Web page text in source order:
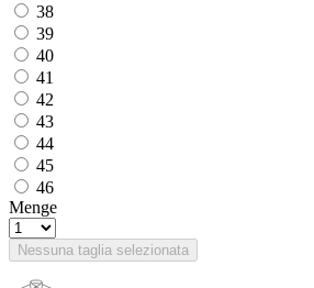
38
39
40
41
42
43
44
45
46
Menge
Nessuna taglia selezionata